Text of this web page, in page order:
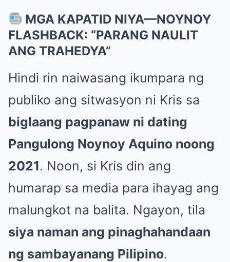
MGA KAPATID NIYA—NOYNOY
FLASHBACK: “PARANG NAULIT
ANG TRAHEDYA”
Hindi rin naiwasang ikumpara ng
publiko ang sitwasyon ni Kris sa
biglaang pagpanaw ni dating
Pangulong Noynoy Aquino noong
2021. Noon, si Kris din ang
humarap sa media para ihayag ang
malungkot na balita. Ngayon, tila
siya naman ang pinaghahandaan
ng sambayanang Pilipino.